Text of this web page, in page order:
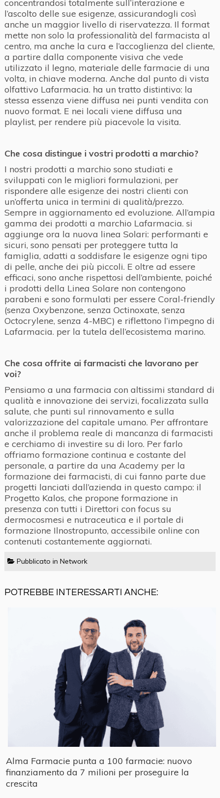
concentrandosi totalmente sull’interazione e
l’ascolto delle sue esigenze, assicurandogli così
anche un maggior livello di riservatezza. Il format
mette non solo la professionalità del farmacista al
centro, ma anche la cura e l’accoglienza del cliente,
a partire dalla componente visiva che vede
utilizzato il legno, materiale delle farmacie di una
volta, in chiave moderna. Anche dal punto di vista
olfattivo Lafarmacia. ha un tratto distintivo: la
stessa essenza viene diffusa nei punti vendita con
nuovo format. E nei locali viene diffusa una
playlist, per rendere più piacevole la visita.
Che cosa distingue i vostri prodotti a marchio?
I nostri prodotti a marchio sono studiati e
sviluppati con le migliori formulazioni, per
rispondere alle esigenze dei nostri clienti con
un’offerta unica in termini di qualità/prezzo.
Sempre in aggiornamento ed evoluzione. All’ampia
gamma dei prodotti a marchio Lafarmacia. si
aggiunge ora la nuova linea Solari: performanti e
sicuri, sono pensati per proteggere tutta la
famiglia, adatti a soddisfare le esigenze ogni tipo
di pelle, anche dei più piccoli. E oltre ad essere
efficaci, sono anche rispettosi dell’ambiente, poiché
i prodotti della Linea Solare non contengono
parabeni e sono formulati per essere Coral-friendly
(senza Oxybenzone, senza Octinoxate, senza
Octocrylene, senza 4-MBC) e riflettono l’impegno di
Lafarmacia. per la tutela dell’ecosistema marino.
Che cosa offrite ai farmacisti che lavorano per
voi?
Pensiamo a una farmacia con altissimi standard di
qualità e innovazione dei servizi, focalizzata sulla
salute, che punti sul rinnovamento e sulla
valorizzazione del capitale umano. Per affrontare
anche il problema reale di mancanza di farmacisti
e cerchiamo di investire su di loro. Per farlo
offriamo formazione continua e costante del
personale, a partire da una Academy per la
formazione dei farmacisti, di cui fanno parte due
progetti lanciati dall’azienda in questo campo: il
Progetto Kalos, che propone formazione in
presenza con tutti i Direttori con focus su
dermocosmesi e nutraceutica e il portale di
formazione Ilnostropunto, accessibile online con
contenuti costantemente aggiornati.
Pubblicato in Network
POTREBBE INTERESSARTI ANCHE:
Alma Farmacie punta a 100 farmacie: nuovo
finanziamento da 7 milioni per proseguire la
crescita